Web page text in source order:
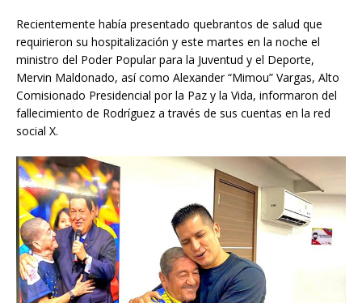
Recientemente había presentado quebrantos de salud que
requirieron su hospitalización y este martes en la noche el
ministro del Poder Popular para la Juventud y el Deporte,
Mervin Maldonado, así como Alexander “Mimou” Vargas, Alto
Comisionado Presidencial por la Paz y la Vida, informaron del
fallecimiento de Rodríguez a través de sus cuentas en la red
social X.